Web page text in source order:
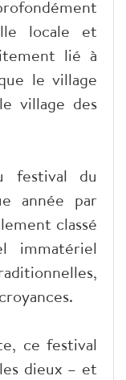
locale et
lié à
le village
village des
festival du
année par
classé
immatériel
ce festival
dieux – et